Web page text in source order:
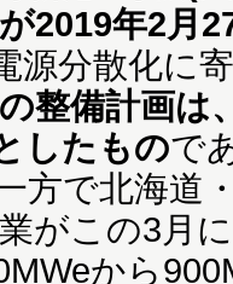
2019年2月
源分散化に
整備計画は
したもので
方で北海道
がこの3月
から